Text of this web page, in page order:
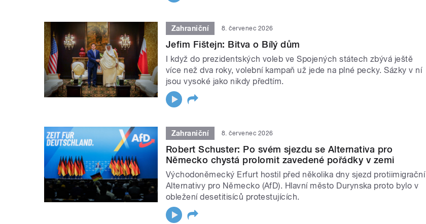
Zahraniční 8. červenec 2026
Jefim Fištejn: Bitva o Bílý dům
I když do prezidentských voleb ve Spojených státech zbývá ještě
více než dva roky, volební kampaň už jede na plné pecky. Sázky v ní
jsou vysoké jako nikdy předtím.
Zahraniční 8. červenec 2026
Robert Schuster: Po svém sjezdu se Alternativa pro
Německo chystá prolomit zavedené pořádky v zemi
Východoněmecký Erfurt hostil před několika dny sjezd protiimigrační
Alternativy pro Německo (AfD). Hlavní město Durynska proto bylo v
obležení desetitisíců protestujících.